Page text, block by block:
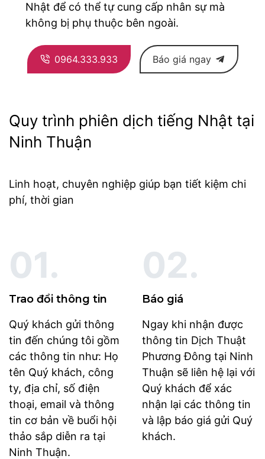
Nhật để có thể tự cung cấp nhân sự mà
không bị phụ thuộc bên ngoài.
0964.333.933 Báo giá ngay
Quy trình phiên dịch tiếng Nhật tại
Ninh Thuận
Linh hoạt, chuyên nghiệp giúp bạn tiết kiệm chi
phí, thời gian
01.
Trao đổi thông tin
Quý khách gửi thông
tin đến chúng tôi gồm
các thông tin như: Họ
tên Quý khách, công
ty, địa chỉ, số điện
thoại, email và thông
tin cơ bản về buổi hội
thảo sắp diễn ra tại
Ninh Thuận.
02.
Báo giá
Ngay khi nhận được
thông tin Dịch Thuật
Phương Đông tại Ninh
Thuận sẽ liên hệ lại với
Quý khách để xác
nhận lại các thông tin
và lập báo giá gửi Quý
khách.